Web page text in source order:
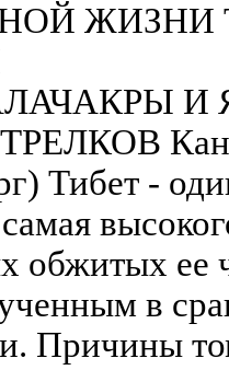
ЖИЗНИ
И
Тибет -
обжитых ее
в
Причины